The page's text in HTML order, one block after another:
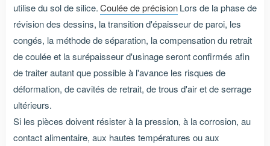
utilise du sol de silice.Coulée de précisionLors de la phase de
révision des dessins, la transition d'épaisseur de paroi, les
congés, la méthode de séparation, la compensation du retrait
de coulée et la surépaisseur d'usinage seront confirmés afin
de traiter autant que possible à l'avance les risques de
déformation, de cavités de retrait, de trous d'air et de serrage
ultérieurs.
Si les pièces doivent résister à la pression, à la corrosion, au
contact alimentaire, aux hautes températures ou aux